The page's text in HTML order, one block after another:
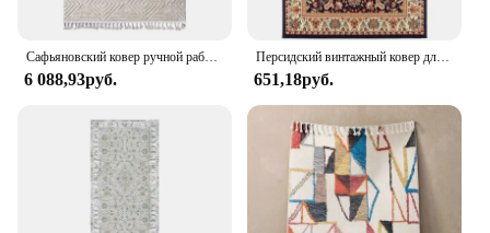
6 088,93руб.
Персидский винтажный ковер для гостиной, спальни, нескользящие коврики, впитывающий коврик в стиле бохо, Марокко, этнический ковер, декор в богемном стиле в стиле ретро
651,18руб.